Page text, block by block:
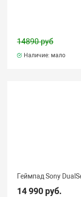
14890 руб
Наличие: мало
Геймпад Sony
14 990 руб.